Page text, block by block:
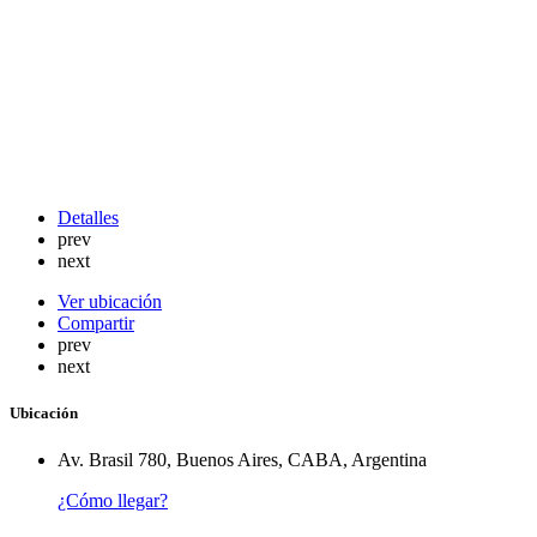
Detalles
prev
next
Ver ubicación
Compartir
prev
next
Ubicación
Av. Brasil 780, Buenos Aires, CABA, Argentina
¿Cómo llegar?